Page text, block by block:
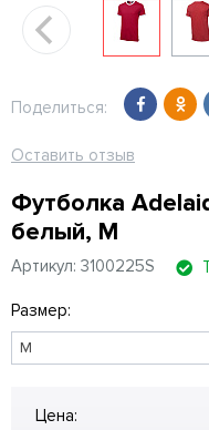
Поделиться:
Оставить отзыв
Футболка
белый, M
Артикул: 3100225S
Размер:
Цена: